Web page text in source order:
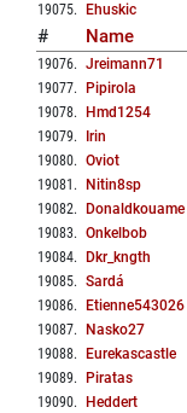
19075. Ehuskic
# Name
19076. Jreimann71
19077. Pipirola
19078. Hmd1254
19079. Irin
19080. Oviot
19081 . Nitin8sp
19082. Donaldkouame
19083. Onkelbob
19084. Dkr_kngth
19085. Sardá
19086. Etienne543026
19087. Nasko27
19088. Eurekascastle
19089. Piratas
19090. Heddert